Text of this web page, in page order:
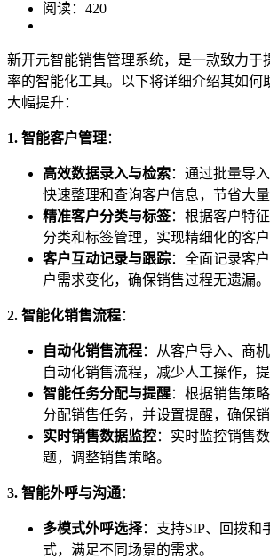
阅读：420
新开元智能销售管理系统，是一款致力于
率的智能化工具。以下将详细介绍其如何
大幅提升：
1. 智能客户管理：
高效数据录入与检索：通过批量导
快速整理和查询客户信息，节省大量
精准客户分类与标签：根据客户特
分类和标签管理，实现精细化的客户
客户互动记录与跟踪：全面记录客
户需求变化，确保销售过程无遗漏。
2. 智能化销售流程：
自动化销售流程：从客户导入、商
自动化销售流程，减少人工操作，提
智能任务分配与提醒：根据销售策
分配销售任务，并设置提醒，确保
实时销售数据监控：实时监控销售
题，调整销售策略。
3. 智能外呼与沟通：
多模式外呼选择：支持SIP、回拨和
式，满足不同场景的需求。